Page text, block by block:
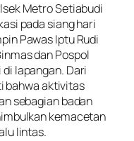
Metro Setiabudi
pada siang hari
Pawas Iptu Rudi
dan Pospol
lapangan. Dari
bahwa aktivitas
sebagian badan
kemacetan
lintas.